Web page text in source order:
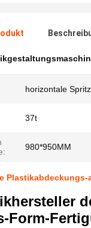
horizontale
37t
980*950MM
Form-